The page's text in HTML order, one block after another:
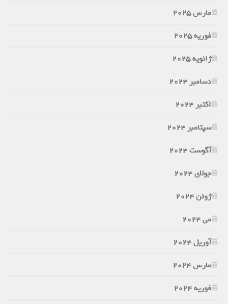
مارس 2025
فوریه 2025
ژانویه 2025
دسامبر 2024
اکتبر 2024
سپتامبر 2024
آگوست 2024
جولای 2024
ژوئن 2024
می 2024
آوریل 2024
مارس 2024
فوریه 2024